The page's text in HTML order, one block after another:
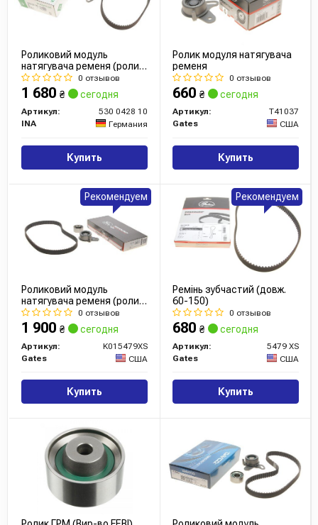
Роликовий модуль
натягувача ременя (ролик,
ремінь)
0 отзывов
1 680 ₴ сегодня
Артикул:
530 0428 10
INA
Германия
Купить
Ролик модуля натягувача
ременя
0 отзывов
660 ₴ сегодня
Артикул:
T41037
Gates
США
Купить
Роликовий модуль
натягувача ременя (ролик,
ремінь)
0 отзывов
1 900 ₴ сегодня
Артикул:
K015479XS
Gates
США
Купить
Рекомендуем
Ремінь зубчастий (довж.
60-150)
0 отзывов
680 ₴ сегодня
Артикул:
5479 XS
Gates
США
Купить
Рекомендуем